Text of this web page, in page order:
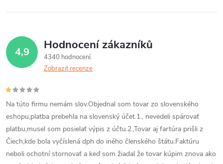
á
d
c
í
p
r
4,9 Hodnocení zákazníků
4340 hodnocení
Zobrazit recenze
Na túto firmu nemám slov.Objednal som tovar zo slovenského
eshopu,platba prebehla na slovenský účet.1., nevedeli spárovať
platbu,musel som posielať výpis z účtu.2.,Tovar aj fartúra prišli z
Čiech,kde bola vyčíslená dph do iného členského štátu.Faktúru
neboli ochotní stornovať a keď som žiadal že tovar kúpim znova ako